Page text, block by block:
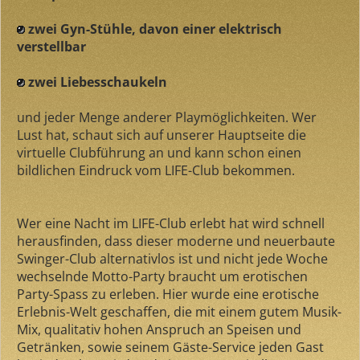
zwei Gyn-Stühle, davon einer elektrisch
verstellbar
zwei Liebesschaukeln
und jeder Menge anderer Playmöglichkeiten. Wer
Lust hat, schaut sich auf unserer Hauptseite die
virtuelle Clubführung an und kann schon einen
bildlichen Eindruck vom LIFE-Club bekommen.
Wer eine Nacht im LIFE-Club erlebt hat wird schnell
herausfinden, dass dieser moderne und neuerbaute
Swinger-Club alternativlos ist und nicht jede Woche
wechselnde Motto-Party braucht um erotischen
Party-Spass zu erleben. Hier wurde eine erotische
Erlebnis-Welt geschaffen, die mit einem gutem Musik-
Mix, qualitativ hohen Anspruch an Speisen und
Getränken, sowie seinem Gäste-Service jeden Gast